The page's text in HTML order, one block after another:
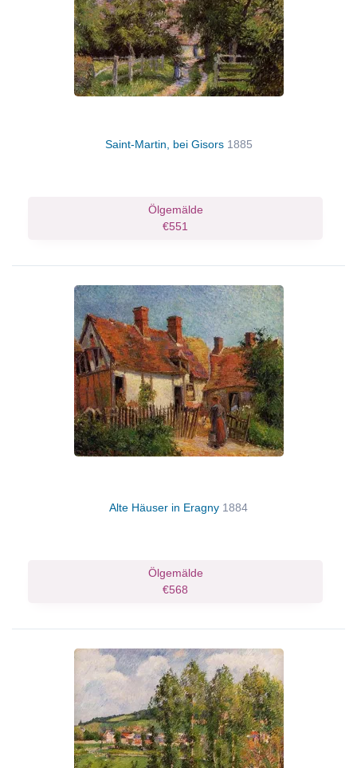
Saint-Martin, bei Gisors 1885
Ölgemälde
€551
Alte Häuser in Eragny 1884
Ölgemälde
€568